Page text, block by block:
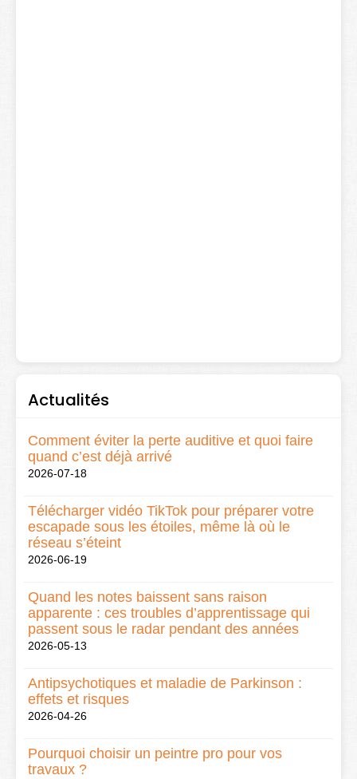
Actualités
Comment éviter la perte auditive et quoi faire
quand c’est déjà arrivé
2026-07-18
Télécharger vidéo TikTok pour préparer votre
escapade sous les étoiles, même là où le
réseau s’éteint
2026-06-19
Quand les notes baissent sans raison
apparente : ces troubles d’apprentissage qui
passent sous le radar pendant des années
2026-05-13
Antipsychotiques et maladie de Parkinson :
effets et risques
2026-04-26
Pourquoi choisir un peintre pro pour vos
travaux ?